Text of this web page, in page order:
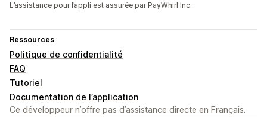
L’assistance pour l’appli est assurée par PayWhirl Inc..
Ressources
Politique de confidentialité
FAQ
Tutoriel
Documentation de l’application
Ce développeur n’offre pas d’assistance directe en Français.